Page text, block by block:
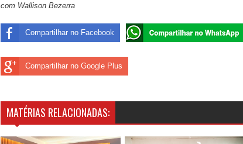
com Wallison Bezerra
Compartilhar no Facebook
Compartilhar no Google Plus
MATÉRIAS RELACIONADAS: